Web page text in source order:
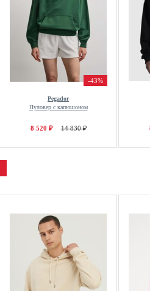
-43%
Pegador
Пуловер с капюшоном
8 520 ₽ 14 830 ₽